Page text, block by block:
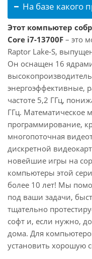
На базе какого
Этот компьютер
Core i7-13700F – это
Raptor Lake-S,
Он оснащен 16
энергоэффективные,
частоте 5,2 ГГц,
ГГц. Математическое
программирование,
многопоточная
дискретной
новейшие игры на
компьютеры этой
более 10 лет! Мы
под ваши задачи,
тщательно
софт и, если нужно,
дома. Для
установить хорошую